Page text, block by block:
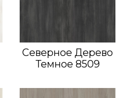
Северное Дерево
Темное 8509